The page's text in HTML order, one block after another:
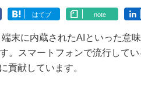
はてブ note
末に内蔵されたAIといった意
。スマートフォンで流行してい
貢献しています。